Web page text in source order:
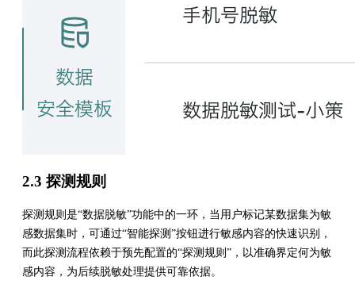
2.3 探测规则
探测规则是“数据脱敏”功能中的一环，当用户标记某数据集为敏
感数据集时，可通过“智能探测”按钮进行敏感内容的快速识别，
而此探测流程依赖于预先配置的“探测规则”，以准确界定何为敏
感内容，为后续脱敏处理提供可靠依据。